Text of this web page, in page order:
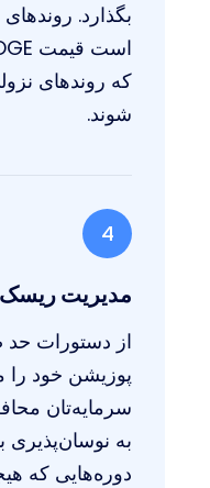
بگذارد.
که روندهای
شوند.
4
مدیریت ریسک
از دستورات حد
پوزیشن خود را
سرمایه‌تان
به نوسان‌پذیری
دوره‌هایی که